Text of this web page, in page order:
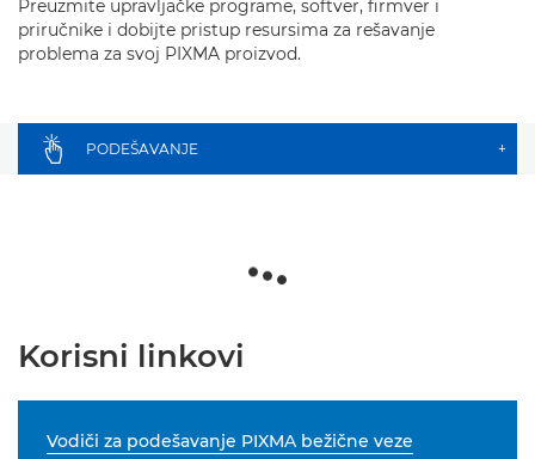
Preuzmite upravljačke programe, softver, firmver i
priručnike i dobijte pristup resursima za rešavanje
problema za svoj PIXMA proizvod.
PODEŠAVANJE +
Korisni linkovi
Vodiči za podešavanje PIXMA bežične veze